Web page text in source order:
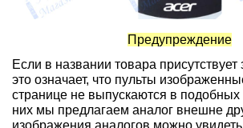
Предупреждение
Если в названии товара присутствует
это означает, что пульты
странице не выпускаются в подобных
них мы предлагаем аналог внешне
изображения аналогов можно увидеть